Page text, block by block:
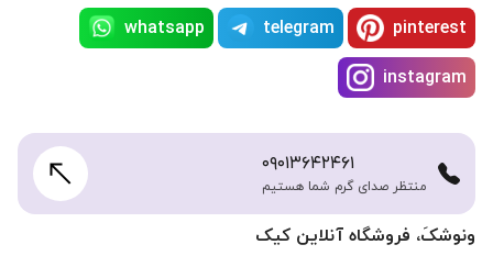
ونوشکَ، فروشگاه آنلاین کیک
pinterest
telegram
whatsapp
instagram
۰۹۰۱۳۶۴۲۴۶۱
منتظر صدای گرم شما هستیم